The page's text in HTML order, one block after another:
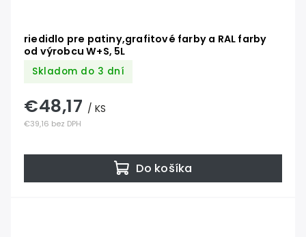
riedidlo pre patiny,grafitové farby a RAL farby
od výrobcu W+S, 5L
Skladom do 3 dní
€39,16 bez DPH
€48,17 / KS
Do košíka